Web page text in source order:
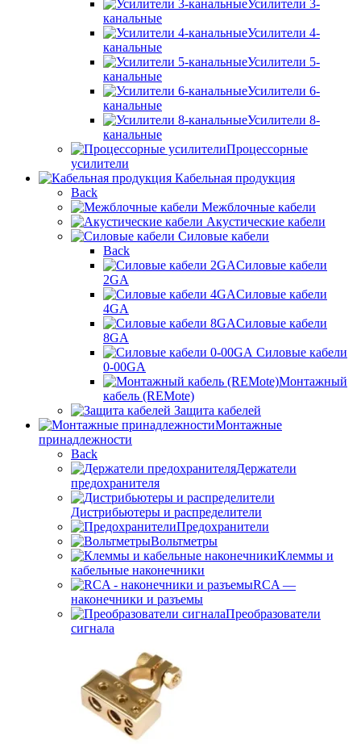
Усилители 3-
канальные
Усилители 4-
канальные
Усилители 5-
канальные
Усилители 6-
канальные
Усилители 8-
канальные
Процессорные
усилители
Кабельная продукция
Back
Межблочные кабели
Акустические кабели
Силовые кабели
Back
Силовые кабели
2GA
Силовые кабели
4GA
Силовые кабели
8GA
Силовые кабели
0-00GA
Монтажный
кабель (REMote)
Защита кабелей
Монтажные
принадлежности
Back
Держатели
предохранителя
Дистрибьютеры и распределители
Предохранители
Вольтметры
Клеммы и
кабельные наконечники
RCA —
наконечники и разъемы
Преобразователи
сигнала